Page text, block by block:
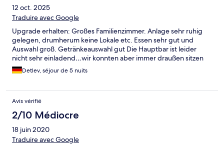
12 oct. 2025
Traduire avec Google
Upgrade erhalten: Großes Familienzimmer. Anlage sehr ruhig
gelegen, drumherum keine Lokale etc. Essen sehr gut und
Auswahl groß. Getränkeauswahl gut Die Hauptbar ist leider
nicht sehr einladend…wir konnten aber immer draußen sitzen
Detlev, séjour de 5 nuits
Avis vérifié
2/10 Médiocre
18 juin 2020
Traduire avec Google